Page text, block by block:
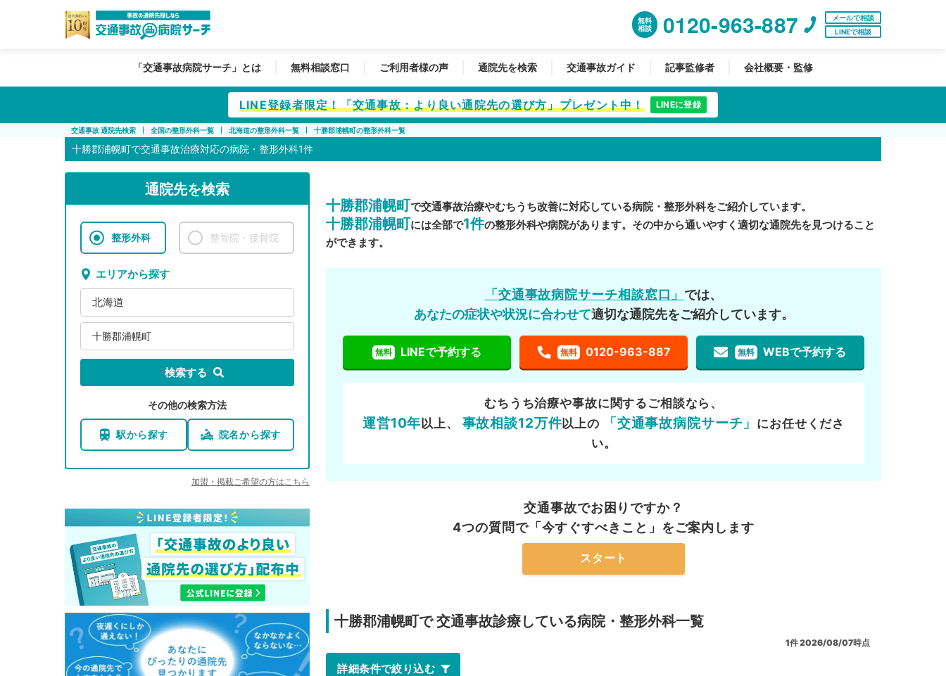
無料
相談
0120-963-887
メールで相談
LINEで相談
「交通事故病院サーチ」とは 無料相談窓口 ご利用者様の声 通院先を検索 交通事故ガイド 記事監修者 会社概要・監修
LINE登録者限定！「交通事故：より良い通院先の選び方」プレゼント中！ LINEに登録
交通事故 通院先検索 全国の整形外科一覧 北海道の整形外科一覧 十勝郡浦幌町の整形外科一覧
十勝郡浦幌町で交通事故治療対応の病院・整形外科1件
通院先を検索
整形外科 整骨院・接骨院
エリアから探す
北海道
十勝郡浦幌町
検索する
その他の検索方法
駅から探す 院名から探す
加盟・掲載ご希望の方はこちら
十勝郡浦幌町で交通事故治療やむちうち改善に対応している病院・整形外科をご紹介しています。
十勝郡浦幌町には全部で1件の整形外科や病院があります。その中から通いやすく適切な通院先を見つけること
ができます。
「交通事故病院サーチ相談窓口」 では、
あなたの症状や状況に合わせて適切な通院先をご紹介しています。
無料 LINEで予約する 無料 0120-963-887 無料 WEBで予約する
むちうち治療や事故に関するご相談なら、
運営10年以上、 事故相談12万件以上の 「交通事故病院サーチ」 にお任せくださ
い。
交通事故でお困りですか？
4つの質問で「今すぐすべきこと」をご案内します
スタート
十勝郡浦幌町で 交通事故診療している病院・整形外科一覧
1件2026/08/07時点
詳細条件で絞り込む